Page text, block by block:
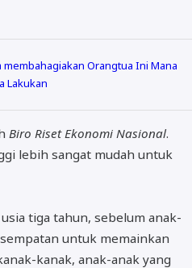
membahagiakan Orangtua Ini Mana
Lakukan
Biro Riset Ekonomi Nasional.
lebih sangat mudah untuk
tiga tahun, sebelum anak-
untuk memainkan
kanak, anak-anak yang